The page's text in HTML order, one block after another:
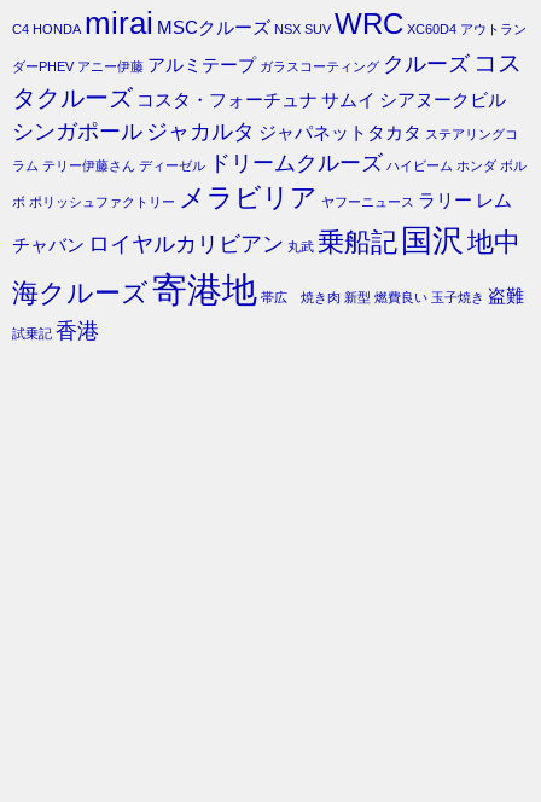
C4 HONDA mirai MSCクルーズ NSX SUV WRC XC60D4 アウトラン
ダーPHEV アニー伊藤 アルミテープ ガラスコーティング クルーズ コス
タクルーズ コスタ・フォーチュナ サムイ シアヌークビル
シンガポール ジャカルタ ジャパネットタカタ ステアリングコ
ラム テリー伊藤さん ディーゼル ドリームクルーズ ハイビーム ホンダ ボル
ボ ポリッシュファクトリー メラビリア ヤフーニュース ラリー レム
チャバン ロイヤルカリビアン 丸武 乗船記 国沢 地中
海クルーズ寄港地 帯広 焼き肉 新型 燃費良い 玉子焼き 盗難
試乗記 香港